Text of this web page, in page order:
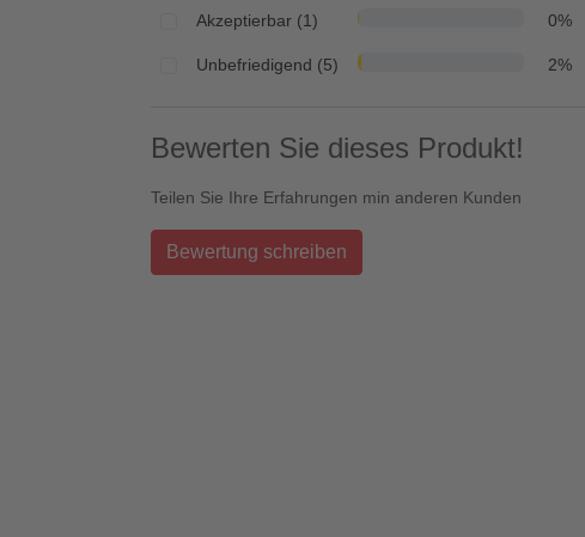
Akzeptierbar (1) 0%
Unbefriedigend (5) 2%
Bewerten Sie dieses Produkt!
Teilen Sie Ihre Erfahrungen min anderen Kunden
Bewertung schreiben